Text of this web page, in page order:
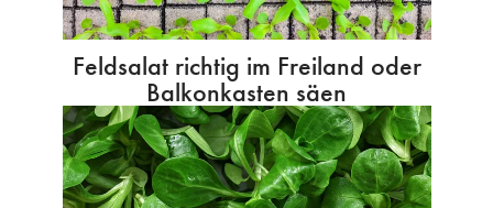
Feldsalat richtig im Freiland oder
Balkonkasten säen